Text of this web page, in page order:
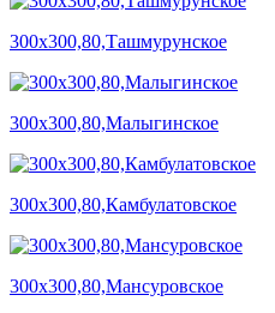
300х300,80,Ташмурунское
300х300,80,Малыгинское
300х300,80,Камбулатовское
300х300,80,Мансуровское